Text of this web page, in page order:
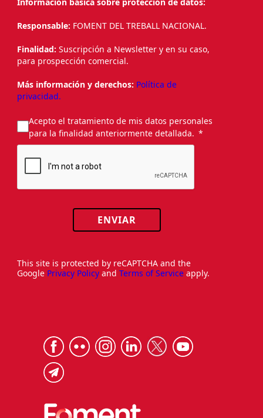
Responsable: FOMENT DEL TREBALL NACIONAL.
Finalidad: Suscripción a Newsletter y en su caso,
para prospección comercial.
Más información y derechos: Política de
privacidad.
Acepto el tratamiento de mis datos personales
para la finalidad anteriormente detallada.
ENVIAR
This site is protected by reCAPTCHA and the
Google Privacy Policy and Terms of Service apply.